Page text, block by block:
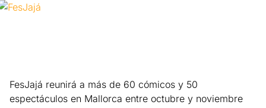
FesJajá reunirá a más de 60 cómicos y 50
espectáculos en Mallorca entre octubre y noviembre